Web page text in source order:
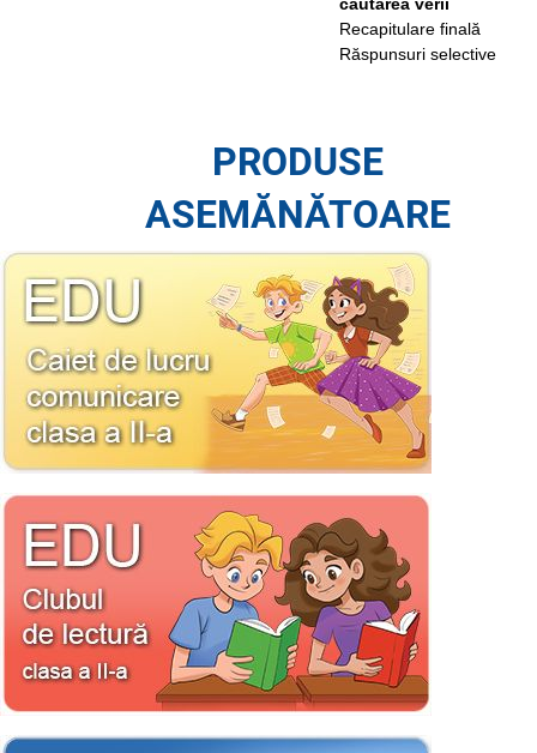
Recapitulare finală
Răspunsuri selective
PRODUSE
ASEMĂNĂTOARE